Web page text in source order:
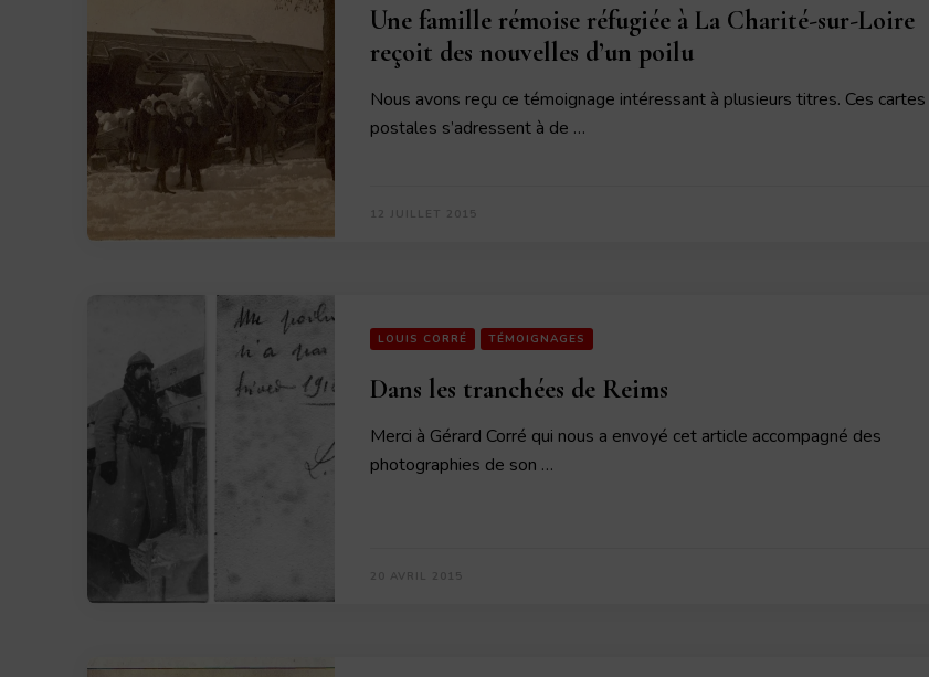
Une famille rémoise réfugiée à La Charité-sur-Loire
reçoit des nouvelles d’un poilu
Nous avons reçu ce témoignage intéressant à plusieurs titres. Ces cartes
postales s’adressent à de …
LOUIS CORRÉ TÉMOIGNAGES
Dans les tranchées de Reims
Merci à Gérard Corré qui nous a envoyé cet article accompagné des
photographies de son …